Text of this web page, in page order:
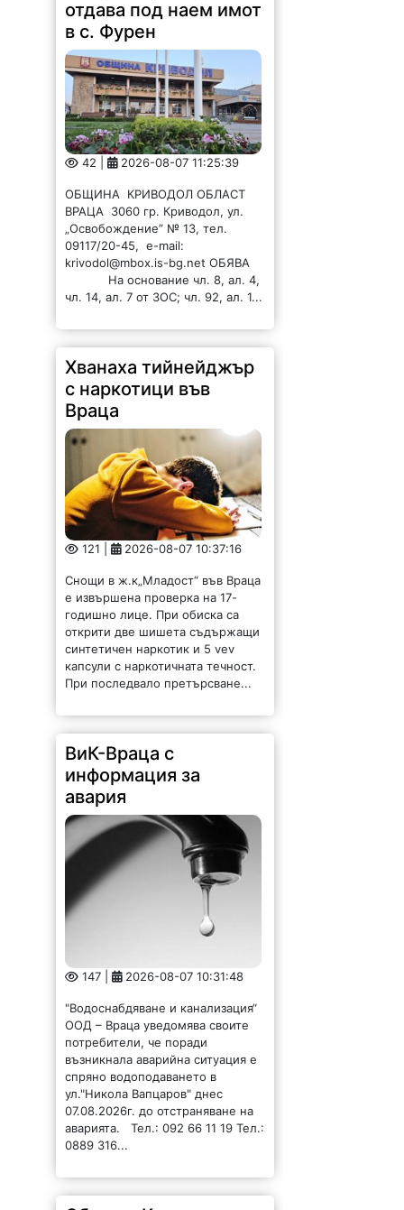
отдава под наем имот
в с. Фурен
42 | 2026-08-07 11:25:39
ОБЩИНА КРИВОДОЛ ОБЛАСТ
ВРАЦА 3060 гр. Криводол, ул.
„Освобождение” № 13, тел.
09117/20-45, e-mail:
krivodol@mbox.is-bg.net ОБЯВА
На основание чл. 8, ал. 4,
чл. 14, ал. 7 от ЗОС; чл. 92, ал. 1...
Хванаха тийнейджър
с наркотици във
Враца
121 | 2026-08-07 10:37:16
Снощи в ж.к„Младост“ във Враца
е извършена проверка на 17-
годишно лице. При обиска са
открити две шишета съдържащи
синтетичен наркотик и 5 vev
капсули с наркотичната течност.
При последвало претърсване...
ВиК-Враца с
информация за
авария
147 | 2026-08-07 10:31:48
"Водоснабдяване и канализация“
ООД – Враца уведомява своите
потребители, че поради
възникнала аварийна ситуация е
спряно водоподаването в
ул."Никола Вапцаров" днес
07.08.2026г. до отстраняване на
аварията. Тел.: 092 66 11 19 Тел.:
0889 316...